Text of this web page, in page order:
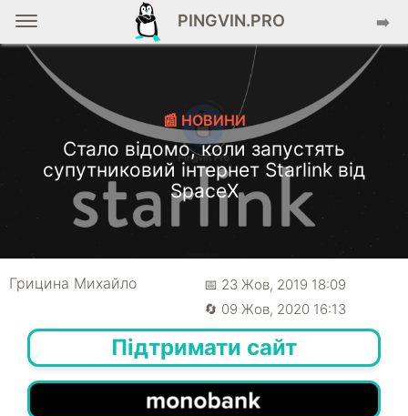
PINGVIN.PRO ➡️
📰 НОВИНИ
Стало відомо, коли запустять
супутниковий інтернет Starlink від
SpaceX
Грицина Михайло
📅 23 Жов, 2019 18:09
🔄 09 Жов, 2020 16:13
Підтримати сайт